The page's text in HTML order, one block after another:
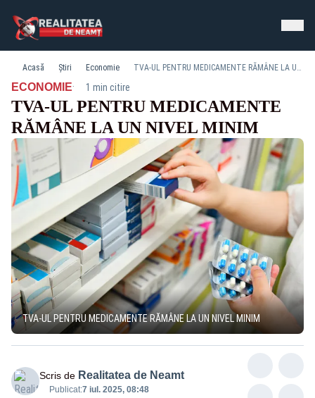
Acasă Știri Economie TVA-UL PENTRU MEDICAMENTE RĂMÂNE LA UN NIVEL MINIM
ECONOMIE· 1 min citire
TVA-UL PENTRU MEDICAMENTE
RĂMÂNE LA UN NIVEL MINIM
TVA-UL PENTRU MEDICAMENTE RĂMÂNE LA UN NIVEL MINIM
Scris de Realitatea de Neamt
Publicat:7 iul. 2025, 08:48